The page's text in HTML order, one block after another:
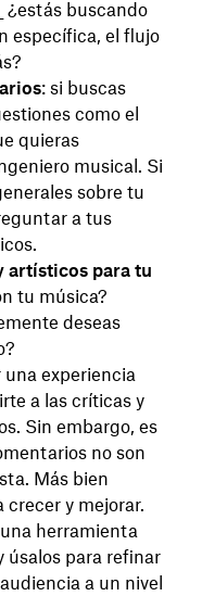
_ ¿estás buscando
específica, el flujo
: si buscas
como el
quieras
musical. Si
sobre tu
a tus
artísticos para tu
tu música?
deseas
experiencia
a las críticas y
Sin embargo, es
no son
Más bien
y mejorar.
herramienta
úsalos para refinar
a un nivel